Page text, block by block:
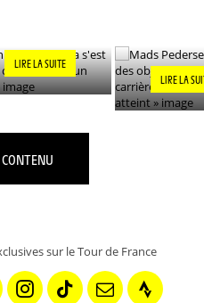
LIRE LA SUITE
LIRE LA
sur le Tour de France